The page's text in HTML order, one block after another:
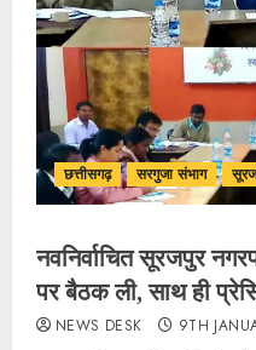
छत्तीसगढ़ सरगुजा संभाग
नवनिर्वाचित सूरजपुर
पर बैठक ली, साथ ही
NEWS DESK 9TH